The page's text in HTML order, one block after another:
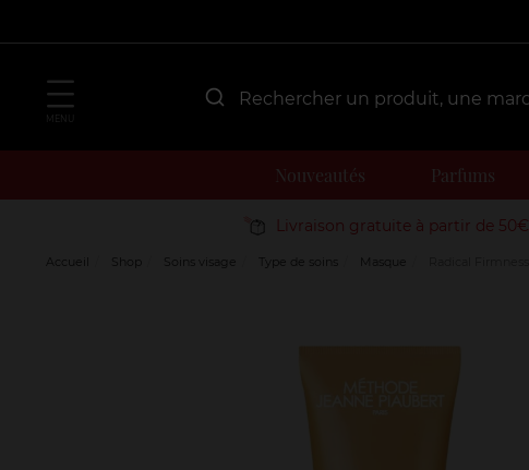
Nouveautés Parfums
Livraison gratuite à partir de 50€
Accueil Shop Soins visage Type de soins Masque